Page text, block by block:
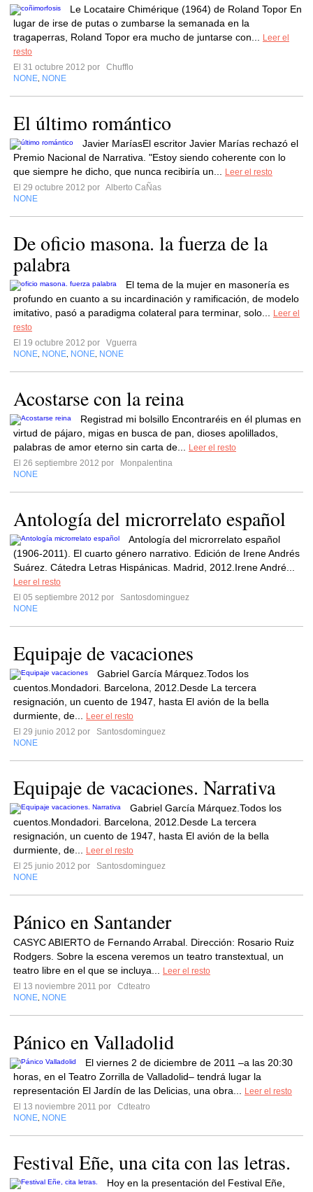
Le Locataire Chimérique (1964) de Roland Topor En
lugar de irse de putas o zumbarse la semanada en la
tragaperras, Roland Topor era mucho de juntarse con...
Leer el
resto
El 31 octubre 2012 por
Chufflo
NONE NONE
El último romántico
Javier MaríasEl escritor Javier Marías rechazó el
Premio Nacional de Narrativa. "Estoy siendo coherente con lo
que siempre he dicho, que nunca recibiría un...
Leer el resto
El 29 octubre 2012 por Alberto CaÑas
NONE
De oficio masona. la fuerza de la
palabra
El tema de la mujer en masonería es
profundo en cuanto a su incardinación y ramificación, de modelo
imitativo, pasó a paradigma colateral para terminar, solo...
Leer el
resto
El 19 octubre 2012 por
Vguerra
NONE NONE NONE NONE
Acostarse con la reina
Registrad mi bolsillo Encontraréis en él plumas en
virtud de pájaro, migas en busca de pan, dioses apolillados,
palabras de amor eterno sin carta de...
Leer el resto
El 26 septiembre 2012 por
Monpalentina
NONE
Antología del microrrelato español
Antología del microrrelato español
(1906-2011). El cuarto género narrativo. Edición de Irene Andrés
Suárez. Cátedra Letras Hispánicas. Madrid, 2012.Irene André...
Leer el resto
El 05 septiembre 2012 por
Santosdominguez
NONE
Equipaje de vacaciones
Gabriel García Márquez.Todos los
cuentos.Mondadori. Barcelona, 2012.Desde La tercera
resignación, un cuento de 1947, hasta El avión de la bella
durmiente, de...
Leer el resto
El 29 junio 2012 por
Santosdominguez
NONE
Equipaje de vacaciones. Narrativa
Gabriel García Márquez.Todos los
cuentos.Mondadori. Barcelona, 2012.Desde La tercera
resignación, un cuento de 1947, hasta El avión de la bella
durmiente, de...
Leer el resto
El 25 junio 2012 por
Santosdominguez
NONE
Pánico en Santander
CASYC ABIERTO de Fernando Arrabal. Dirección: Rosario Ruiz
Rodgers. Sobre la escena veremos un teatro transtextual, un
teatro libre en el que se incluya...
Leer el resto
El 13 noviembre 2011 por
Cdteatro
NONE NONE
Pánico en Valladolid
El viernes 2 de diciembre de 2011 –a las 20:30
horas, en el Teatro Zorrilla de Valladolid– tendrá lugar la
representación El Jardín de las Delicias, una obra...
Leer el resto
El 13 noviembre 2011 por
Cdteatro
NONE NONE
Festival Eñe, una cita con las letras.
Hoy en la presentación del Festival Eñe,